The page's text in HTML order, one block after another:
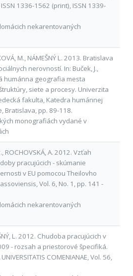
1336-1562 (print), ISSN 1339-
nekarentovaných
M., NÁMEŠNÝ L. 2013. Bratislava
nerovností. In: Buček, J.,
humánna geografia mesta
siete a procesy. Univerzita
fakulta, Katedra humánnej
Bratislava, pp. 89-118.
monografiách vydané v
ROCHOVSKÁ, A. 2012. Vzťah
pracujúcich - skúmanie
v EU pomocou Theilovho
Vol. 6, No. 1, pp. 141 -
nekarentovaných
L. 2012. Chudoba pracujúcich v
- rozsah a priestorové špecifiká.
COMENIANAE, Vol. 56,